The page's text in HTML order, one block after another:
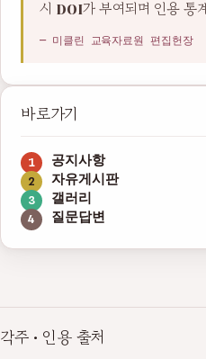
시 DOI가 부여되며 인용 통
— 미클린 교육자료원 편집헌장
바로가기
공지사항
자유게시판
갤러리
질문답변
각주 · 인용 출처